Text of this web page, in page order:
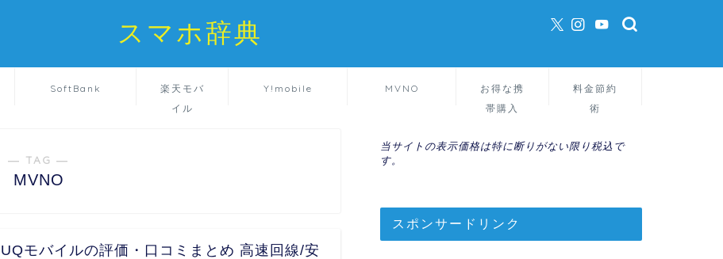
スマホ辞典
SoftBank
楽天モバ
イル
Y!mobile MVNO
お得な携
帯購入
料金節約
術
― TAG ―
MVNO
UQモバイルの評価・口コミまとめ 高速回線/安
当サイトの表示価格は特に断りがない限り税込で
す。
スポンサードリンク